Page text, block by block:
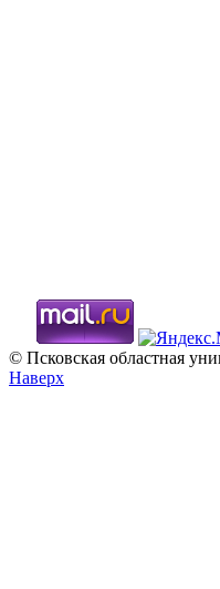
© Псковская областная
Наверх